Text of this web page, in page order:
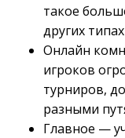
такое
других
Онлайн
игроков
турниров,
разными
Главное —